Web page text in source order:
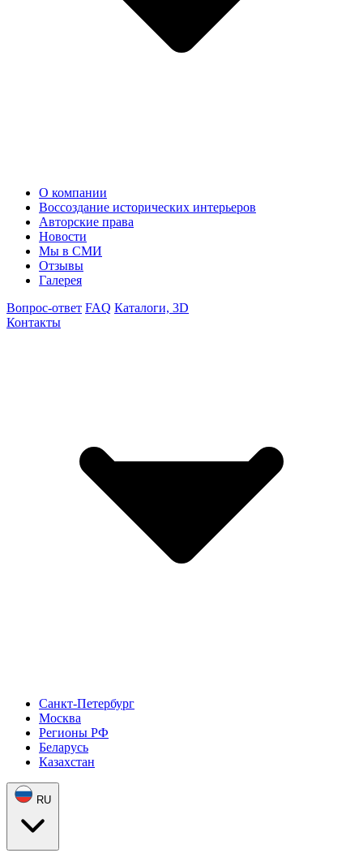
О компании
Воссоздание исторических интерьеров
Авторские права
Новости
Мы в СМИ
Отзывы
Галерея
Вопрос-ответ FAQ Каталоги, 3D
Контакты
Санкт-Петербург
Москва
Регионы РФ
Беларусь
Казахстан
RU